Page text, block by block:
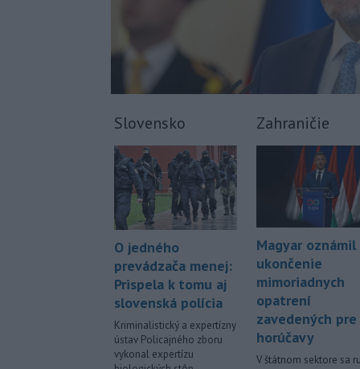
Slovensko
O jedného
prevádzača menej:
Prispela k tomu aj
slovenská polícia
Kriminalistický a expertízny
ústav Policajného zboru
vykonal expertízu
Zahraničie
Magyar oznámil
ukončenie
mimoriadnych
opatrení
zavedených pre
horúčavy
V štátnom sektore sa